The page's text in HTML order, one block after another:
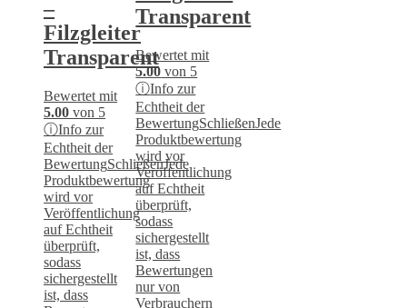
–
Filzgleiter
Transparent
Bewertet mit
5.00 von 5
ⓘInfo zur
Echtheit der
BewertungSchließenJede
Produktbewertung
wird vor
Veröffentlichung
auf Echtheit
überprüft,
sodass
sichergestellt
ist, dass
Transparent
Bewertet mit
5.00 von 5
ⓘInfo zur
Echtheit der
BewertungSchließenJede
Produktbewertung
wird vor
Veröffentlichung
auf Echtheit
überprüft,
sodass
sichergestellt
ist, dass
Bewertungen
nur von
Verbrauchern